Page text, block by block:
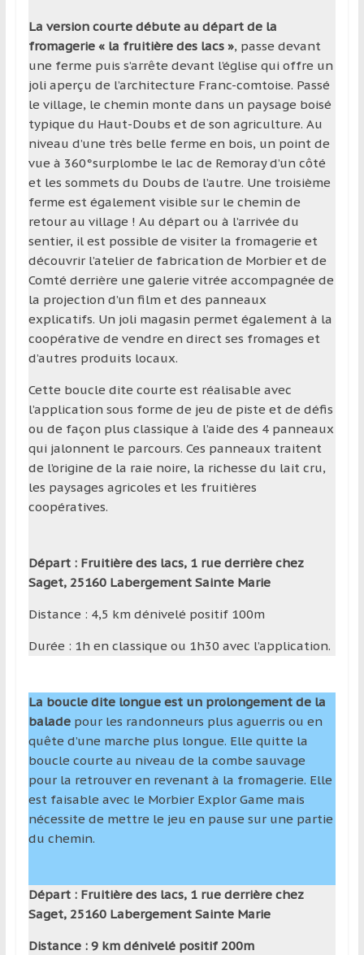
La version courte débute au départ de la
fromagerie « la fruitière des lacs », passe devant
une ferme puis s’arrête devant l’église qui offre un
joli aperçu de l’architecture Franc-comtoise. Passé
le village, le chemin monte dans un paysage boisé
typique du Haut-Doubs et de son agriculture. Au
niveau d’une très belle ferme en bois, un point de
vue à 360°surplombe le lac de Remoray d’un côté
et les sommets du Doubs de l’autre. Une troisième
ferme est également visible sur le chemin de
retour au village ! Au départ ou à l’arrivée du
sentier, il est possible de visiter la fromagerie et
découvrir l’atelier de fabrication de Morbier et de
Comté derrière une galerie vitrée accompagnée de
la projection d’un film et des panneaux
explicatifs. Un joli magasin permet également à la
coopérative de vendre en direct ses fromages et
d’autres produits locaux.
Cette boucle dite courte est réalisable avec
l’application sous forme de jeu de piste et de défis
ou de façon plus classique à l’aide des 4 panneaux
qui jalonnent le parcours. Ces panneaux traitent
de l’origine de la raie noire, la richesse du lait cru,
les paysages agricoles et les fruitières
coopératives.
Départ : Fruitière des lacs, 1 rue derrière chez
Saget, 25160 Labergement Sainte Marie
Distance : 4,5 km dénivelé positif 100m
Durée : 1h en classique ou 1h30 avec l’application.
La boucle dite longue est un prolongement de la
baladepour les randonneurs plus aguerris ou en
quête d’une marche plus longue. Elle quitte la
boucle courte au niveau de la combe sauvage
pour la retrouver en revenant à la fromagerie. Elle
est faisable avec le Morbier Explor Game mais
nécessite de mettre le jeu en pause sur une partie
du chemin.
Départ : Fruitière des lacs, 1 rue derrière chez
Saget, 25160 Labergement Sainte Marie
Distance : 9 km dénivelé positif 200m